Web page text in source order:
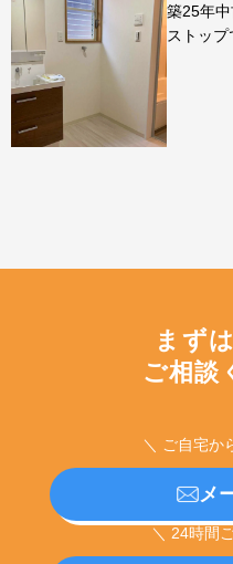
築25年
ストッ
まず
ご相談
＼ ご自宅か
メ
＼ 24時間